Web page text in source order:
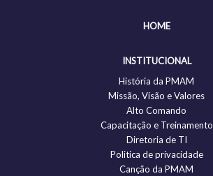
HOME
INSTITUCIONAL
História da PMAM
Missão, Visão e Valores
Alto Comando
Capacitação e Treinamento
Diretoria de TI
Politica de privacidade
Canção da PMAM